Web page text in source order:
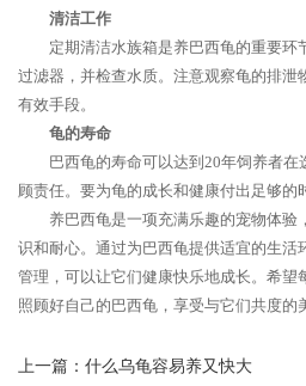
清洁工作
定期清洁水族箱是养巴西龟的重要
过滤器，并检查水质。注意观察龟的排泄
有效手段。
龟的寿命
巴西龟的寿命可以达到20年饲养者
顾责任。要为龟的成长和健康付出足够的
养巴西龟是一项充满乐趣的宠物体验
识和耐心。通过为巴西龟提供适宜的生活
管理，可以让它们健康快乐地成长。希望
照顾好自己的巴西龟，享受与它们共度的
上一篇： 什么乌龟容易养又快大